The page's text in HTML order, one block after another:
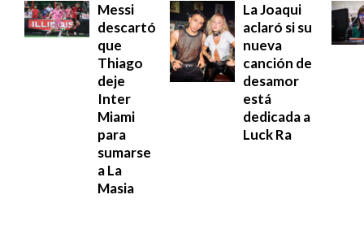
Messi
descartó
que
Thiago
deje
Inter
Miami
para
sumarse
a La
Masia
La Joaqui
aclaró si su
nueva
canción de
desamor
está
dedicada a
Luck Ra